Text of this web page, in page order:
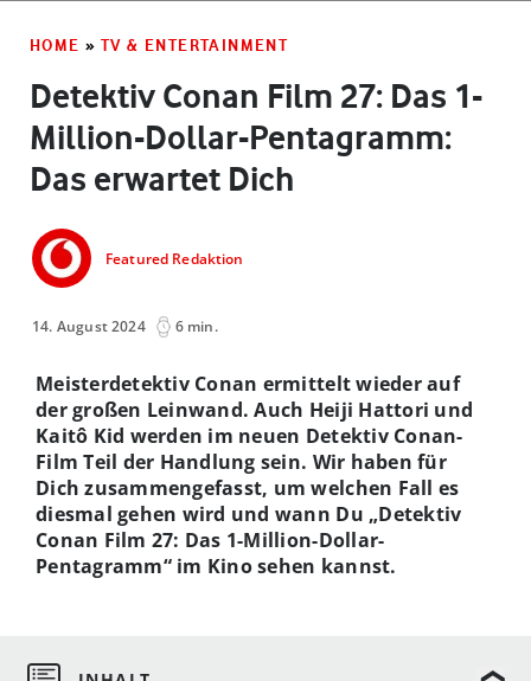
HOME » TV & ENTERTAINMENT
Detektiv Conan Film 27: Das 1-
Million-Dollar-Pentagramm:
Das erwartet Dich
Featured Redaktion
14. August 2024 6 min.
Meisterdetektiv Conan ermittelt wieder auf
der großen Leinwand. Auch Heiji Hattori und
Kaitô Kid werden im neuen Detektiv Conan-
Film Teil der Handlung sein. Wir haben für
Dich zusammengefasst, um welchen Fall es
diesmal gehen wird und wann Du „Detektiv
Conan Film 27: Das 1-Million-Dollar-
Pentagramm“ im Kino sehen kannst.